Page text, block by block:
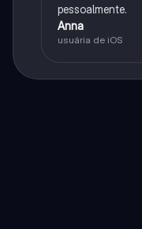
pessoalmente.
Anna
usuária de iOS